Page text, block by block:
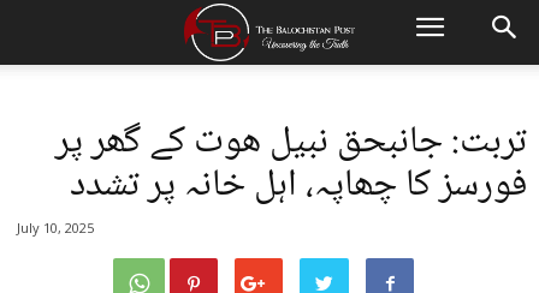
تربت: جانبحق نبیل ھوت کے گھر پر
فورسز کا چھاپہ، اہل خانہ پر تشدد
July 10, 2025